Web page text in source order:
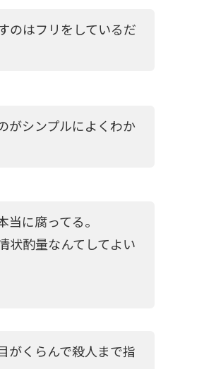
のはフリをしているだ
がシンプルによくわか
に腐ってる。
状酌量なんてしてよい
がくらんで殺人まで指